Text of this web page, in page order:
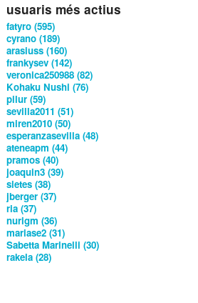
usuaris més actius
fatyro (595)
cyrano (189)
arasiuss (160)
frankysev (142)
veronica250988 (82)
Kohaku Nushi (76)
pilur (59)
sevilla2011 (51)
miren2010 (50)
esperanzasevilla (48)
ateneapm (44)
pramos (40)
joaquin3 (39)
sietes (38)
jberger (37)
ria (37)
nurigm (36)
mariase2 (31)
Sabetta Marinelli (30)
rakela (28)